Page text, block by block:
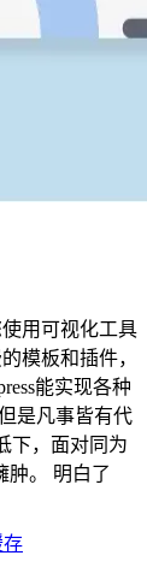
使用可视化工具
模板和插件，
能实现各种
是凡事皆有代
下，面对同为
肿。 明白了
存